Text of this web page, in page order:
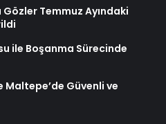
Gözler Temmuz Ayındaki
ile Boşanma Sürecinde
Maltepe’de Güvenli ve